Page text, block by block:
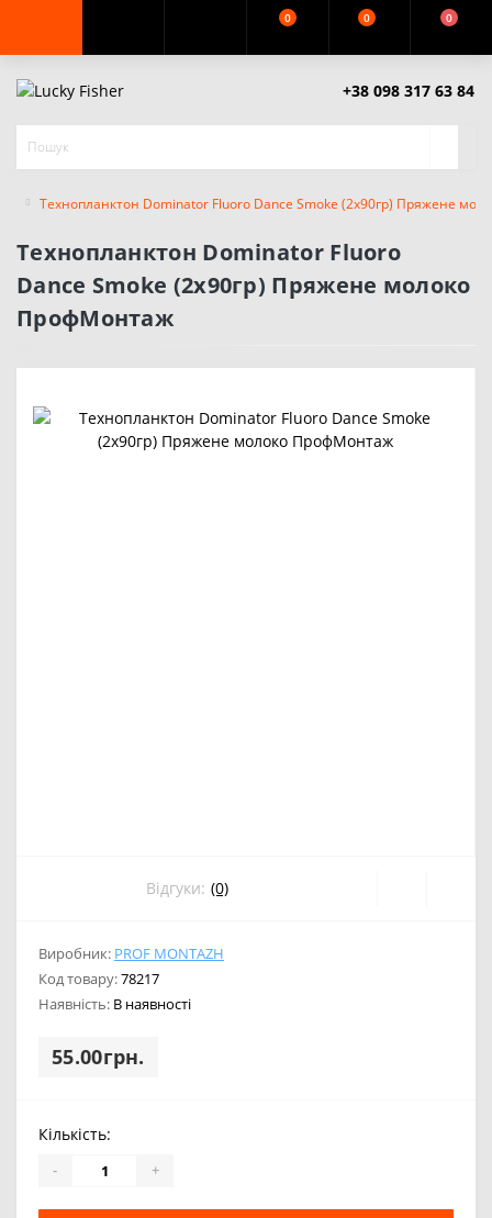
0 0 0
+38 098 317 63 84
Технопланктон Dominator Fluoro Dance Smoke (2x90гр) Пряжене
Технопланктон Dominator Fluoro
Dance Smoke (2x90гр) Пряжене молоко
ПрофМонтаж
Відгуки: (0)
Виробник: PROF MONTAZH
Код товару:78217
Наявність: В наявності
55.00грн.
Кількість:
- +